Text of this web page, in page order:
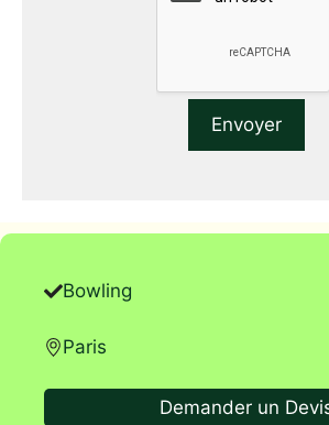
Bowling
Paris
Demander un